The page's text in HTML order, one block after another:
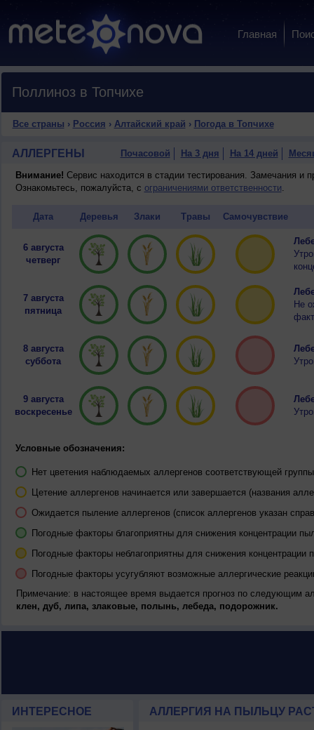
Главная
Поллиноз в Топчихе
Все страны › Россия › Алтайский край › Погода в Топчихе
АЛЛЕРГЕНЫ Почасовой На 3 дня На 14 дней
Внимание! Сервис находится в стадии тестирования. Замечания и
Ознакомьтесь, пожалуйста, с ограничениями ответственности.
Дата Деревья Злаки Травы Самочувствие
6 августа
четверг
7 августа
пятница
Не
8 августа
суббота
9 августа
воскресенье
Условные обозначения:
Нет цветения наблюдаемых аллергенов соответствующей
Цетение аллергенов начинается или завершается (названия
Ожидается пыление аллергенов (список аллергенов указан
Погодные факторы благоприятны для снижения концентрации
Погодные факторы неблагоприятны для снижения концентрации
Погодные факторы усугубляют возможные аллергические
Примечание: в настоящее время выдается прогноз по следующим
клен, дуб, липа, злаковые, полынь, лебеда, подорожник.
ИНТЕРЕСНОЕ АЛЛЕРГИЯ НА ПЫЛЬЦУ